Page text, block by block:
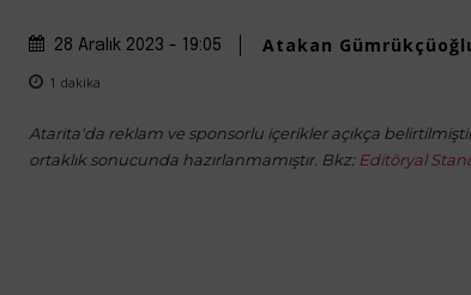
28 Aralık 2023 - 19:05 Atakan
1 dakika
Atarita'da reklam ve sponsorlu içerikler açıkça
ortaklık sonucunda hazırlanmamıştır. Bkz: Editöryal